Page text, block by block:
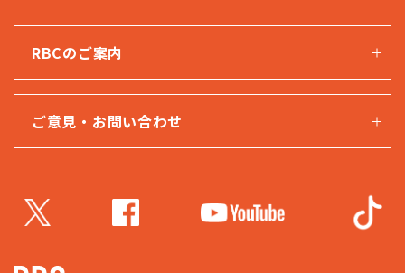
RBCのご案内
ご意見・お問い合わせ